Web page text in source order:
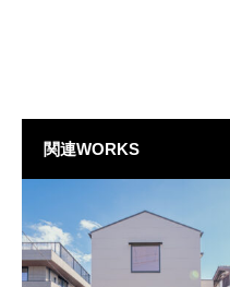
関連WORKS